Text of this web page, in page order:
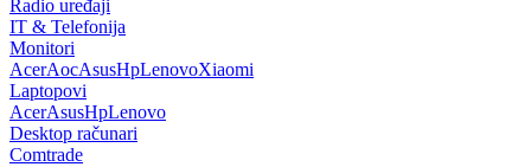
Radio uređaji
IT & Telefonija
Monitori
AcerAocAsusHpLenovoXiaomi
Laptopovi
AcerAsusHpLenovo
Desktop računari
Comtrade